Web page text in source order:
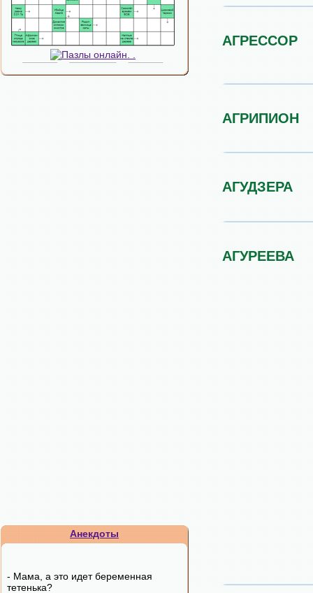
Анекдоты
- Мама, а это идет беременная
тетенька?
АГРЕССОР
АГРИПИОН
АГУДЗЕРА
АГУРЕЕВА